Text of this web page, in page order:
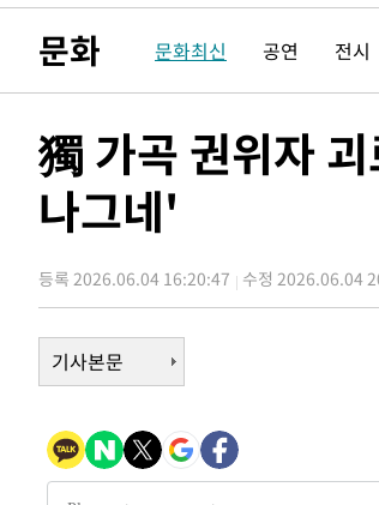
-18117초 전 >
[속보]이강인 "감독님이 원하는
-17899초 전 >수도권 40도 육박 '펄펄'…동해안
-10813초 전 >강릉에 시간당 81.4㎜ 물폭탄…
-6920초 전 > 백운산서 80년근 천종산삼 9뿌리
-4630초 전 >선재도서 해루질 나섰다 실종 60대,
-1540초 전 >여수 오동도 해상서 모터보트 전복
씨]
1시간 전 >축구협회 "압수수색·성접대 논란 사
1시간 전 >[속보]'압수수색·성접대 논란' 축구협
5시간 전 > '최고 37도' 폭염 지속…강원동해안 최
6시간 전 >[속보]뉴욕증시 상승 마감…S&P
문화 문화최신 공연 전시
獨 가곡 권위자
나그네'
등록 2026.06.04 16:20:47 수정 2026.06.04
기사본문